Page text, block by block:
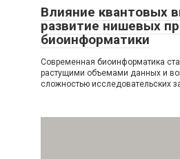
Влияние квантовых
развитие нишевых
биоинформатики
Современная биоинформатика
растущими объемами данных и
сложностью исследовательских